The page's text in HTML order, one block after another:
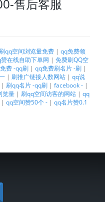
售后客服
qq空间浏览量免费 | qq免费领
在线自助下单网 | 免费刷QQ空
费 -qq刷 | qq免费刷名片 -刷 |
| 刷推广链接人数网站 | qq说
| 刷qq名片 -qq刷 | facebook - |
览量 | 刷qq空间访客的网站 | qq
| qq空间赞50个 - | qq名片赞0.1